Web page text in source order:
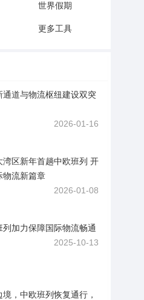
世界假期
更多工具
通道与物流枢纽建设双突
2026-01-16
湾区新年首趟中欧班列 开
物流新篇章
2026-01-08
列加力保障国际物流畅通
2025-10-13
，中欧班列恢复通行，